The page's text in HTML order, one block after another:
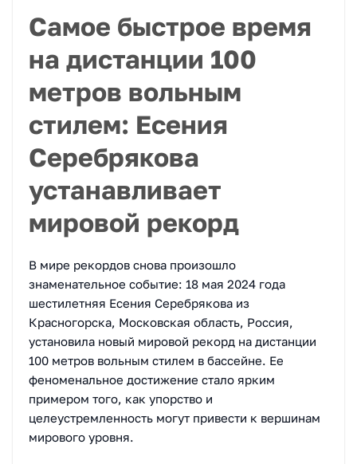
Самое быстрое время
на дистанции 100
метров вольным
стилем: Есения
Серебрякова
устанавливает
мировой рекорд
В мире рекордов снова произошло
знаменательное событие: 18 мая 2024 года
шестилетняя Есения Серебрякова из
Красногорска, Московская область, Россия,
установила новый мировой рекорд на дистанции
100 метров вольным стилем в бассейне. Ее
феноменальное достижение стало ярким
примером того, как упорство и
целеустремленность могут привести к вершинам
мирового уровня.